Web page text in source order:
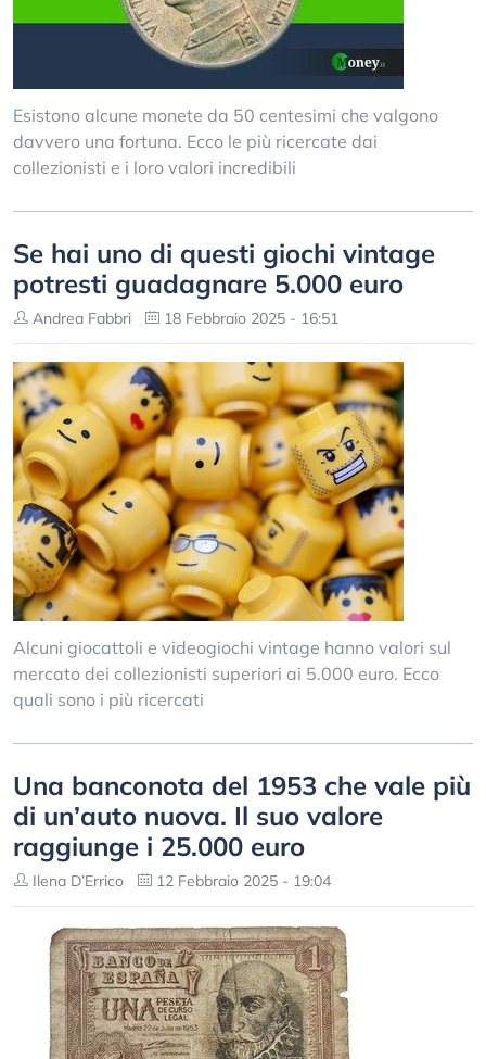
Esistono alcune monete da 50 centesimi che valgono
davvero una fortuna. Ecco le più ricercate dai
collezionisti e i loro valori incredibili
Se hai uno di questi giochi vintage
potresti guadagnare 5.000 euro
Andrea Fabbri 18 Febbraio 2025 - 16:51
Alcuni giocattoli e videogiochi vintage hanno valori sul
mercato dei collezionisti superiori ai 5.000 euro. Ecco
quali sono i più ricercati
Una banconota del 1953 che vale più
di un’auto nuova. Il suo valore
raggiunge i 25.000 euro
Ilena D’Errico 12 Febbraio 2025 - 19:04